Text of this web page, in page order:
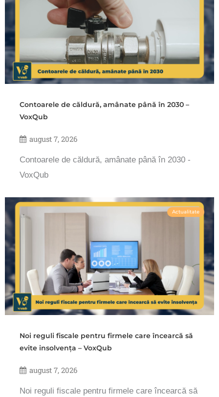
Contoarele de căldură, amânate până în 2030 –
VoxQub
august 7, 2026
Contoarele de căldură, amânate până în 2030 -
VoxQub
Actualitate
Noi reguli fiscale pentru firmele care încearcă să
evite insolvența – VoxQub
august 7, 2026
Noi reguli fiscale pentru firmele care încearcă să